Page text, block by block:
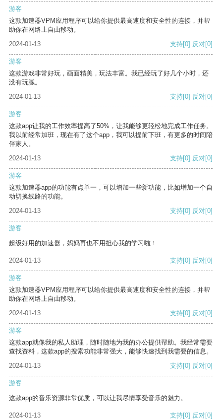
游客
这款加速器VPM应用程序可以给你提供最高速度和安全性的连接，并帮
助你在网络上自由移动。
2024-01-13
支持[0] 反对[0]
游客
这款游戏非常好玩，画面精美，玩法丰富。我已经玩了好几个小时，还
没有玩腻。
2024-01-13
支持[0] 反对[0]
游客
这款app让我的工作效率提高了50%，让我能够更轻松地完成工作任务。
我以前经常加班，现在有了这个app，我可以提前下班，有更多的时间陪
伴家人。
2024-01-13
支持[0] 反对[0]
游客
这款加速器app的功能有点单一，可以增加一些新功能，比如增加一个自
动切换线路的功能。
2024-01-13
支持[0] 反对[0]
游客
超级好用的加速器，妈妈再也不用担心我的学习啦！
2024-01-13 支持[0] 反对[0]
游客
这款加速器VPM应用程序可以给你提供最高速度和安全性的连接，并帮
助你在网络上自由移动。
2024-01-13
支持[0] 反对[0]
游客
这款app就像我的私人助理，随时随地为我的办公提供帮助。我经常需要
查找资料，这款app的搜索功能非常强大，能够快速找到我需要的信息。
2024-01-13
支持[0] 反对[0]
游客
这款app的音乐资源非常优质，可以让我尽情享受音乐的魅力。
2024-01-13 支持[0] 反对[0]